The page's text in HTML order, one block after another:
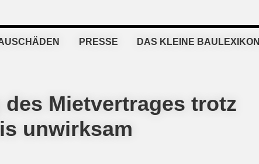
PRESSE DAS KLEINE BAULEXIKON
Mietvertrages trotz
unwirksam